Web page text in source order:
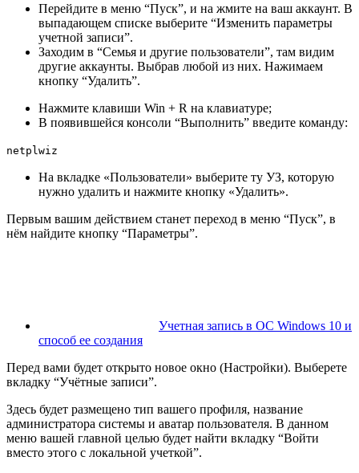
Перейдите в меню “Пуск”, и на жмите на ваш аккаунт. В
выпадающем списке выберите “Изменить параметры
учетной записи”.
Заходим в “Семья и другие пользователи”, там видим
другие аккаунты. Выбрав любой из них. Нажимаем
кнопку “Удалить”.
Нажмите клавиши Win + R на клавиатуре;
В появившейся консоли “Выполнить” введите команду:
netplwiz
На вкладке «Пользователи» выберите ту УЗ, которую
нужно удалить и нажмите кнопку «Удалить».
Первым вашим действием станет переход в меню “Пуск”, в
нём найдите кнопку “Параметры”.
Учетная запись в ОС Windows 10 и
способ ее создания
Перед вами будет открыто новое окно (Настройки). Выберете
вкладку “Учётные записи”.
Здесь будет размещено тип вашего профиля, название
администратора системы и аватар пользователя. В данном
меню вашей главной целью будет найти вкладку “Войти
вместо этого с локальной учеткой”.